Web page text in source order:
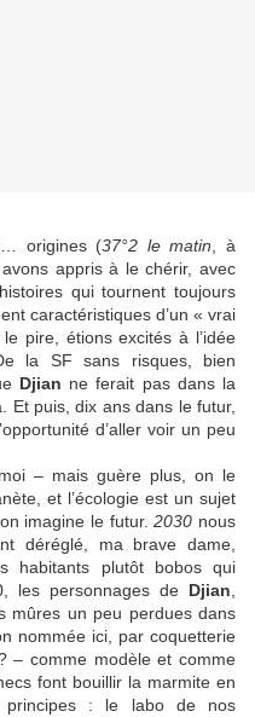
origines (37°2 le matin , à
appris à le chérir, avec
qui tournent toujours
caractéristiques d’un « vrai
pire, étions excités à l’idée
la SF sans risques, bien
Djian ne ferait pas dans la
Et puis, dix ans dans le futur,
d’aller voir un peu
– mais guère plus, on le
et l’écologie est un sujet
imagine le futur.2030 nous
déréglé, ma brave dame,
habitants plutôt bobos qui
les personnages de Djian
mûres un peu perdues dans
nommée ici, par coquetterie
– comme modèle et comme
font bouillir la marmite en
principes : le labo de nos